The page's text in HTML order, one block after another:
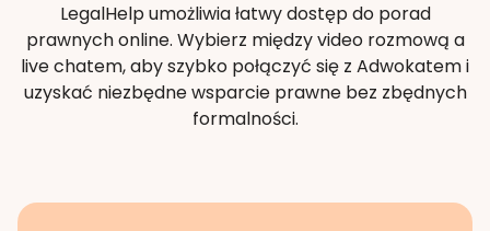
LegalHelp umożliwia łatwy dostęp do porad
prawnych online. Wybierz między video rozmową a
live chatem, aby szybko połączyć się z Adwokatem i
uzyskać niezbędne wsparcie prawne bez zbędnych
formalności.